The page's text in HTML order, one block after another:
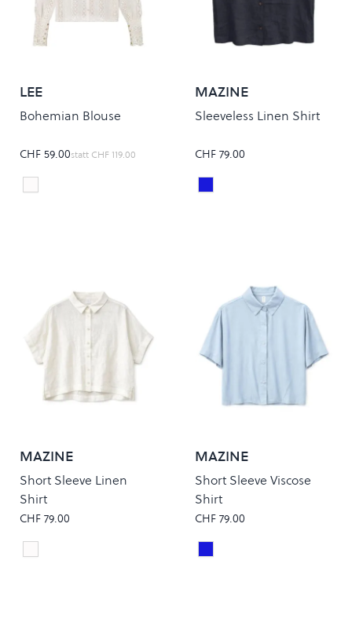
LEE
Bohemian Blouse
CHF 59.00statt CHF 119.00
Colour
Bright White
MAZINE
Sleeveless Linen Shirt
CHF 79.00
Colour
Ink Blue
MAZINE
Short Sleeve Linen
Shirt
CHF 79.00
Colour
Bright White
MAZINE
Short Sleeve Viscose
Shirt
CHF 79.00
Colour
Pastel Blue